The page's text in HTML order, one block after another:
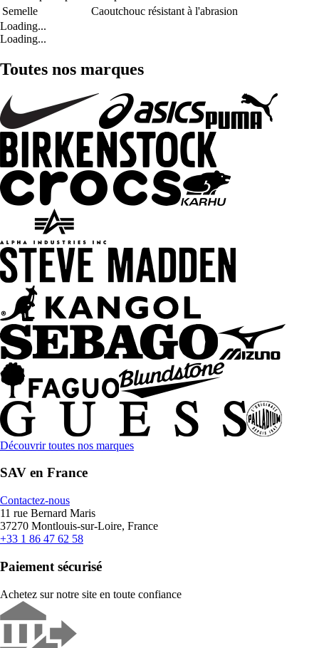
Semelle
Caoutchouc résistant à l'abrasion
Loading...
Loading...
Toutes nos marques
Découvrir toutes nos marques
SAV en France
Contactez-nous
11 rue Bernard Maris
37270 Montlouis-sur-Loire, France
+33 1 86 47 62 58
Paiement sécurisé
Achetez sur notre site en toute confiance